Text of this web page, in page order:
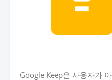
Google Keep은 사용자가